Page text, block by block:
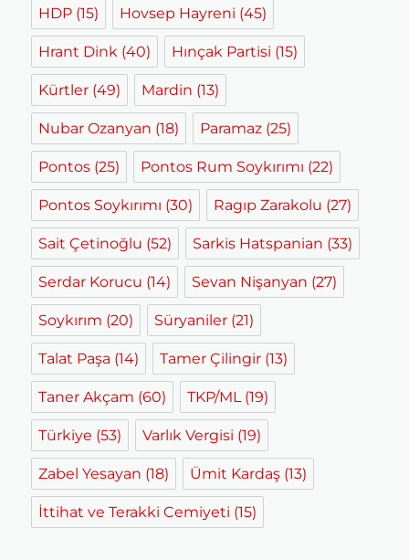
HDP (15) Hovsep Hayreni (45)
Hrant Dink (40) Hınçak Partisi (15)
Kürtler (49) Mardin (13)
Nubar Ozanyan (18) Paramaz (25)
Pontos (25) Pontos Rum Soykırımı (22)
Pontos Soykırımı (30) Ragıp Zarakolu (27)
Sait Çetinoğlu (52) Sarkis Hatspanian (33)
Serdar Korucu (14) Sevan Nişanyan (27)
Soykırım (20) Süryaniler (21)
Talat Paşa (14) Tamer Çilingir (13)
Taner Akçam (60) TKP/ML(19)
Türkiye (53) Varlık Vergisi (19)
Zabel Yesayan (18) Ümit Kardaş (13)
İttihat ve Terakki Cemiyeti (15)